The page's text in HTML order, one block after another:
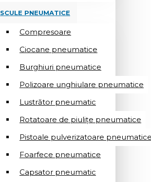
SCULE PNEUMATICE
Compresoare
Ciocane pneumatice
Burghiuri pneumatice
Polizoare unghiulare pneumatice
Lustrător pneumatic
Rotatoare de piulițe pneumatice
Pistoale pulverizatoare
Foarfece pneumatice
Capsator pneumatic